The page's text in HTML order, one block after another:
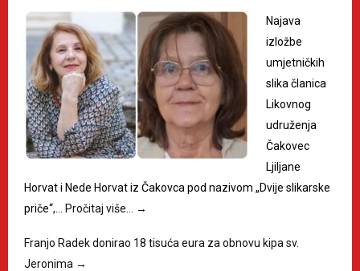
Najava
izložbe
umjetničkih
slika članica
Likovnog
udruženja
Čakovec
Ljiljane
Horvat i Nede Horvat iz Čakovca pod nazivom „Dvije slikarske
priče“,… Pročitaj više… →
Franjo Radek donirao 18 tisuća eura za obnovu kipa sv.
Jeronima →